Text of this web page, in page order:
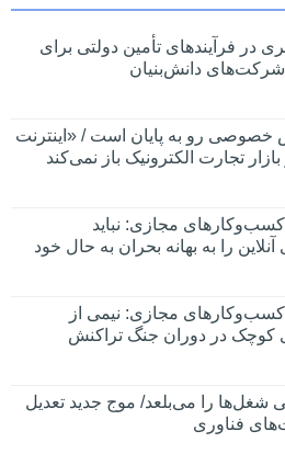
در فرآیندهای تأمین دولتی برای
دانش‌بنیان
خصوصی رو به پایان است / «اینترنت
تجارت الکترونیک باز نمی‌کند
کسب‌وکارهای مجازی: نباید
را به بهانه بحران به حال خود
کسب‌وکارهای مجازی: نیمی از
در دوران جنگ‌ تراکنش
را می‌بلعد/ موج جدید تعدیل
فناوری